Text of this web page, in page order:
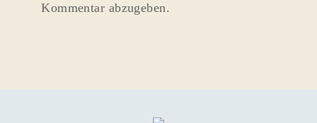
Kommentar abzugeben.